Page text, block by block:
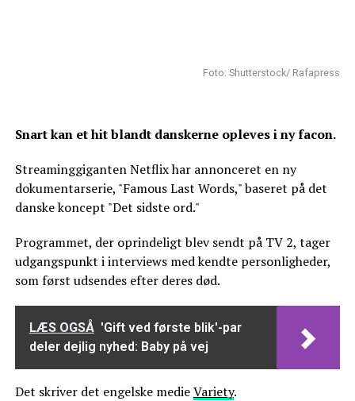
Foto: Shutterstock/ Rafapress
Snart kan et hit blandt danskerne opleves i ny facon.
Streaminggiganten Netflix har annonceret en ny
dokumentarserie, "Famous Last Words," baseret på det
danske koncept "Det sidste ord."
Programmet, der oprindeligt blev sendt på TV 2, tager
udgangspunkt i interviews med kendte personligheder,
som først udsendes efter deres død.
LÆS OGSÅ 'Gift ved første blik'-par
deler dejlig nyhed: Baby på vej
Det skriver det engelske medieVariety.